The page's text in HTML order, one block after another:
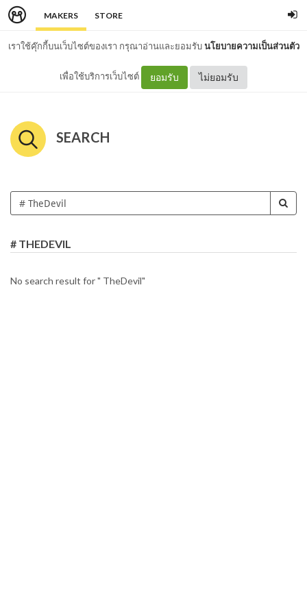
MAKERS STORE
เราใช้คุ๊กกี้บนเว็บไซต์ของเรา กรุณาอ่านและยอมรับนโยบายความเป็นส่วนตัว
เพื่อใช้บริการเว็บไซต์ ยอมรับ ไม่ยอมรับ
SEARCH
# THEDEVIL
No search result for " TheDevil"